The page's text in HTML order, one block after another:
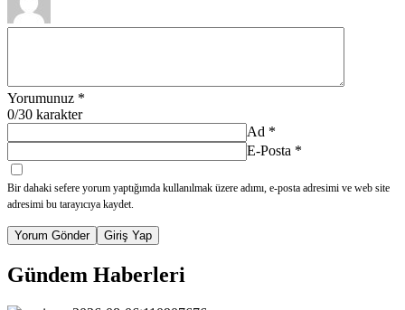
Yorumunuz *
0/30 karakter
Ad *
E-Posta *
Bir dahaki sefere yorum yaptığımda kullanılmak üzere adımı, e-posta adresimi ve web site
adresimi bu tarayıcıya kaydet.
Yorum Gönder Giriş Yap
Gündem Haberleri